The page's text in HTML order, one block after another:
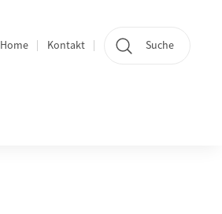
Quicklinks
Home Kontakt Suche